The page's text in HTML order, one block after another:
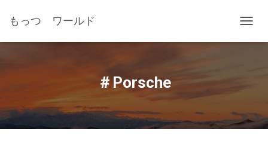
もっつ ワールド
ビ
切
＃Porsche